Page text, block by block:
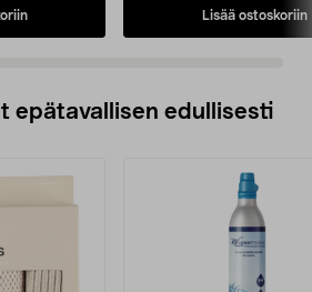
Lisää ostoskoriin
epätavallisen edullisesti